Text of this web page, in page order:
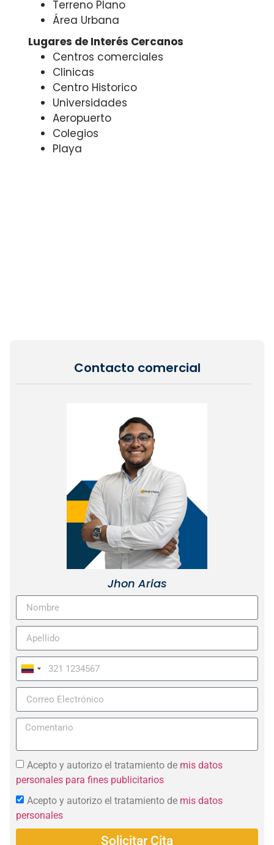
Terreno Plano
Área Urbana
Lugares de Interés Cercanos
Centros comerciales
Clinicas
Centro Historico
Universidades
Aeropuerto
Colegios
Playa
Contacto comercial
Jhon Arias
Colombia
+57
Acepto y autorizo el tratamiento de mis datos
personales para fines publicitarios
Acepto y autorizo el tratamiento de mis datos
personales
Solicitar Cita